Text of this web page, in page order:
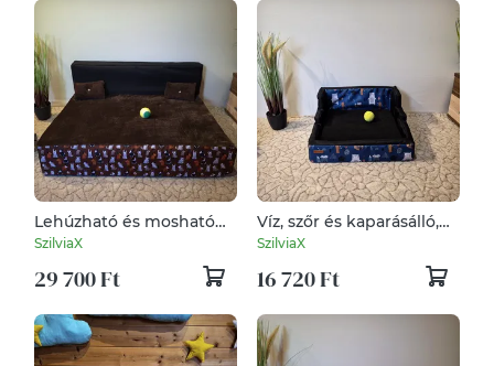
Lehúzható és mosható
kutyafekhely
SzilviaX
29 700 Ft
Víz, szőr és kaparásálló,
lehúzható és mosható
SzilviaX
16 720 Ft